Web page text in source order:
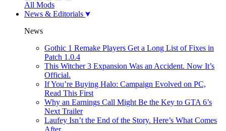
All Mods
News & Editorials
News
Gothic 1 Remake Players Get a Long List of Fixes in
Patch 1.0.4
This Witcher 3 Expansion Was an Accident. Now It’s
Official.
If You’re Buying Halo: Campaign Evolved on PC,
Read This First
Why an Earnings Call Might Be the Key to GTA 6’s
Next Trailer
Laufey Isn’t the End of the Story. Here’s What Comes
After.